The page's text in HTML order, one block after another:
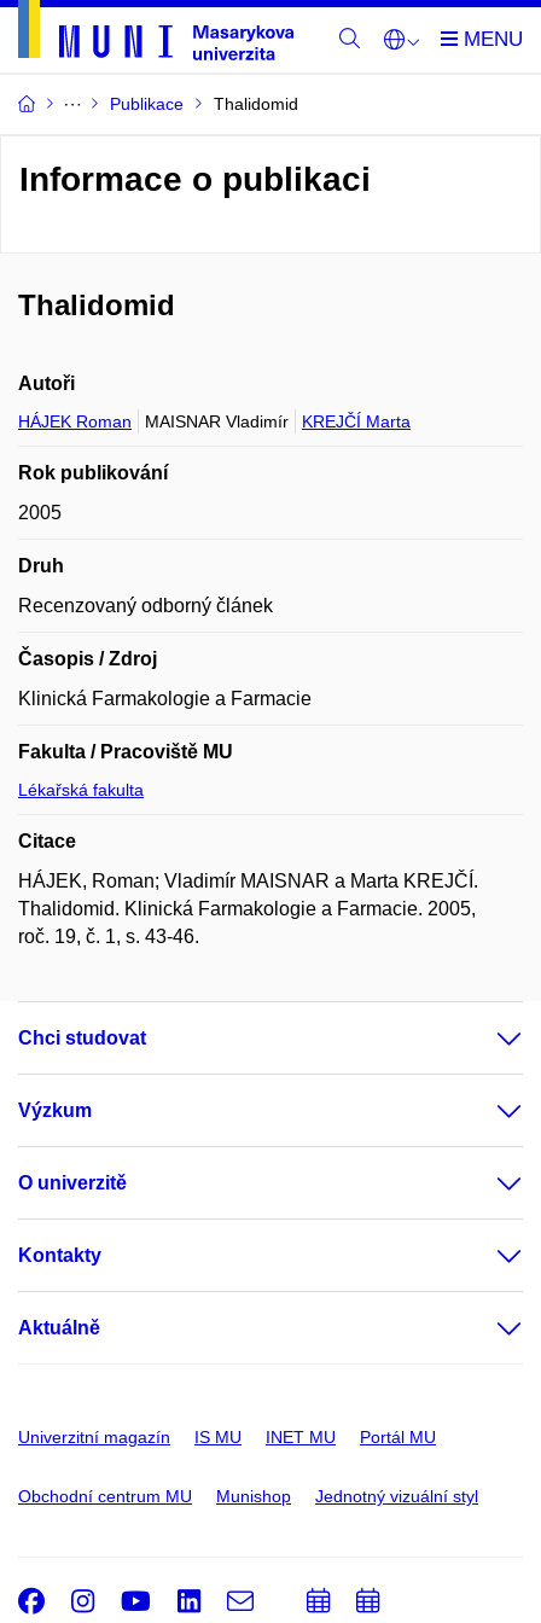
Publikace Thalidomid
Informace o publikaci
Thalidomid
Autoři
HÁJEK Roman MAISNAR Vladimír KREJČÍ Marta
Rok publikování
2005
Druh
Recenzovaný odborný článek
Časopis / Zdroj
Klinická Farmakologie a Farmacie
Fakulta / Pracoviště MU
Lékařská fakulta
Citace
HÁJEK, Roman; Vladimír MAISNAR a Marta KREJČÍ.
Thalidomid. Klinická Farmakologie a Farmacie. 2005,
roč. 19, č. 1, s. 43-46.
Chci studovat
Výzkum
O univerzitě
Kontakty
Aktuálně
Univerzitní magazín IS MU INET MU Portál MU
Obchodní centrum MU Munishop Jednotný vizuální styl
Facebook
Instagram
Youtube
LinkedIn
e-
PřidatPřidat